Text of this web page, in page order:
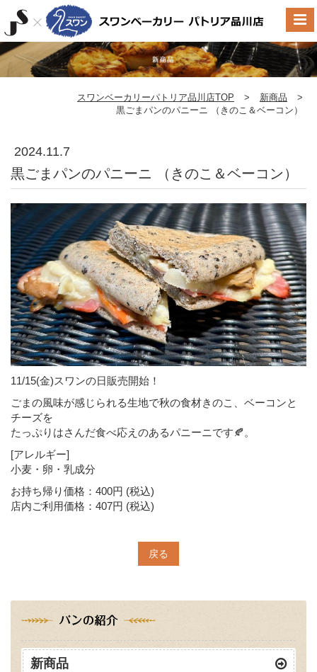
スワンベーカリーパトリア品川店TOP > 新商品
>
黒ごまパンのパニーニ （きのこ＆ベーコン）
2024.11.7
黒ごまパンのパニーニ （きのこ＆ベーコン）
11/15(金)スワンの日販売開始！
ごまの風味が感じられる生地で秋の食材きのこ、ベーコンと
チーズを
たっぷりはさんだ食べ応えのあるパニーニです🍂。
[アレルギー]
小麦・卵・乳成分
お持ち帰り価格：400円 (税込)
店内ご利用価格：407円 (税込)
戻る
新商品